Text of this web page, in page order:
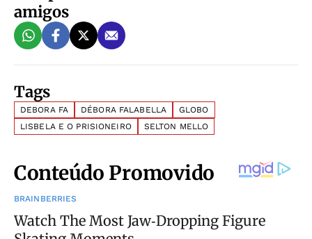
amigos
Tags
DEBORA FA DÉBORA FALABELLA
GLOBO
LISBELA E O PRISIONEIRO
SELTON MELLO